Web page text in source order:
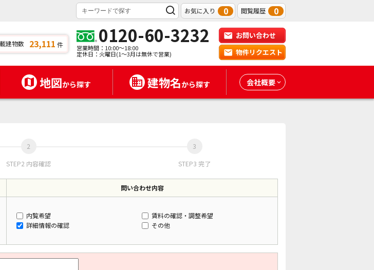
お気に入り 0 閲覧履歴 0
建物数 23,111 件 0120-60-3232
営業時間：10:00～18:00
定休日：火曜日(1～3月は無休で営業)
お問い合わせ
物件リクエスト
地図から探す 建物名から探す 会社概要
STEP2 内容確認 STEP3 完了
問い合わせ内容
内覧希望
賃料の確認・調整希望
詳細情報の確認
その他